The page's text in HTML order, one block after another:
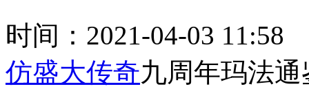
时间： 2021-04-03 11:58
仿盛大传奇九周年玛法